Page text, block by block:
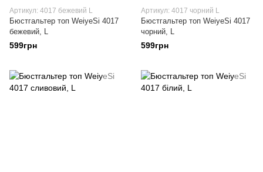
Артикул: 4017 бежевий L
Бюстгальтер топ WeiyeSi 4017
бежевий, L
599грн
Артикул: 4017 чорний L
Бюстгальтер топ WeiyeSi 4017
чорний, L
599грн